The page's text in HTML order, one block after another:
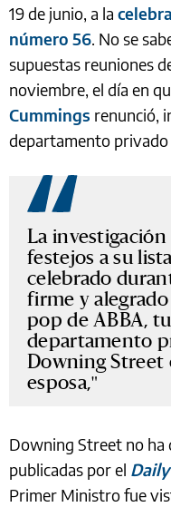
19 de junio, a la
número 56. No se
supuestas reuniones
noviembre, el día en
Cummings renunció,
departamento privado
La
festejos a su
celebrado
firme y
pop de ABBA,
departamento
Downing Street
esposa,
Downing Street no ha
publicadas por el
Primer Ministro fue